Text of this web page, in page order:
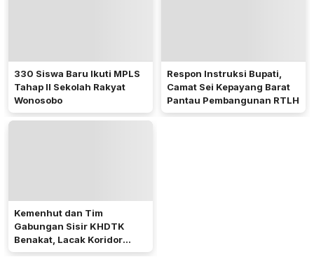
330 Siswa Baru Ikuti MPLS
Tahap II Sekolah Rakyat
Wonosobo
Respon Instruksi Bupati,
Camat Sei Kepayang Barat
Pantau Pembangunan RTLH
Kemenhut dan Tim
Gabungan Sisir KHDTK
Benakat, Lacak Koridor
Gajah Sumatera